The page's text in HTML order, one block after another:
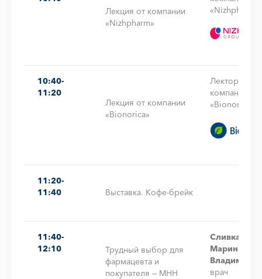
Лекция от компании
«Nizhpharm»
«Nizhpharm»
10:40-
11:20
Лекция от компании
«Bionorica»
Лектор от
компании
«Bionorica»
11:20-
11:40
Выставка. Кофе-брейк
11:40-
12:10
Трудный выбор для
фармацевта и
покупателя — МНН
Сливка
Марина
врач